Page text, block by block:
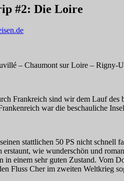
#2: Die Loire
– Chaumont sur Loire – Rigny-
Frankreich sind wir dem Lauf
war die beschauliche
stattlichen 50 PS nicht schnell
wie wunderschön und
in einem sehr guten Zustand. Vom
Fluss Cher im zweiten Weltkrieg